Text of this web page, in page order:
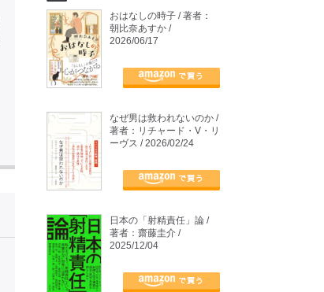
おはなしの時子 / 著者：
朝比奈あすか /
2026/06/17
なぜ男は救われないのか /
著者：リチャード・V・リ
ーヴス / 2026/02/24
日本の「射精責任」論 /
著者：齋藤圭介 /
2025/12/04